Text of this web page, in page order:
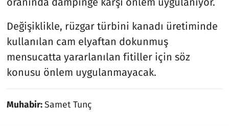
Değişiklikle, rüzgar türbini kanadı üretiminde
kullanılan cam elyaftan dokunmuş
mensucatta yararlanılan fitiller için söz
konusu önlem uygulanmayacak.
Muhabir:Samet Tunç